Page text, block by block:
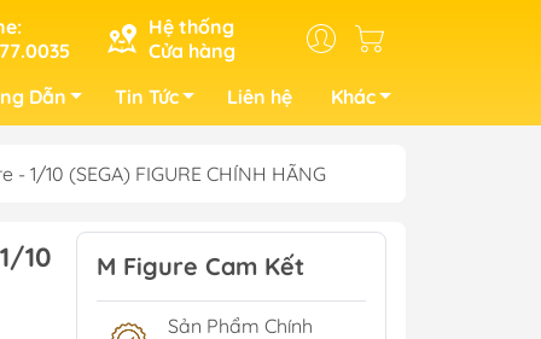
Hệ thống
Cửa hàng
Dẫn Tin Tức Liên hệ Khác
1/10 (SEGA) FIGURE CHÍNH HÃNG
10
M Figure Cam Kết
Sản Phẩm Chính